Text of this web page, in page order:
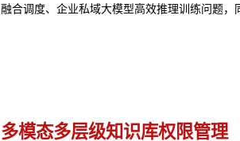
融合调度、企业私域大模型高效推理训练问题
多种应用构建方式